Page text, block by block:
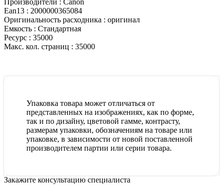
Производители : Canon
Ean13 : 2000000365084
Оригинальность расходника : оригинал
Емкость : Стандартная
Ресурс : 35000
Макс. кол. страниц : 35000
Упаковка товара может отличаться от
представленных на изображениях, как по форме,
так и по дизайну, цветовой гамме, контрасту,
размерам упаковки, обозначениям на товаре или
упаковке, в зависимости от новой поставленной
производителем партии или серии товара.
Закажите консультацию специалиста